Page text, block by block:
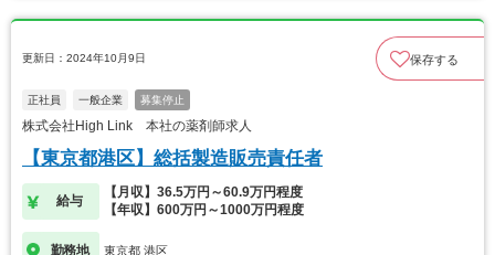
更新日：2024年10月9日 保存する
正社員 一般企業 募集停止
株式会社High Link 本社の薬剤師求人
【東京都港区】総括製造販売責任者
給与
【月収】36.5万円～60.9万円程度
【年収】600万円～1000万円程度
勤務地 東京都 港区